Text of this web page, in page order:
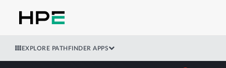
EXPLORE PATHFINDER APPS